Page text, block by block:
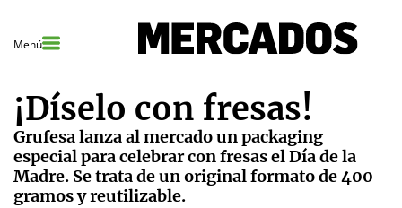
Menú
¡Díselo con fresas!
Grufesa lanza al mercado un packaging
especial para celebrar con fresas el Día de la
Madre. Se trata de un original formato de 400
gramos y reutilizable.